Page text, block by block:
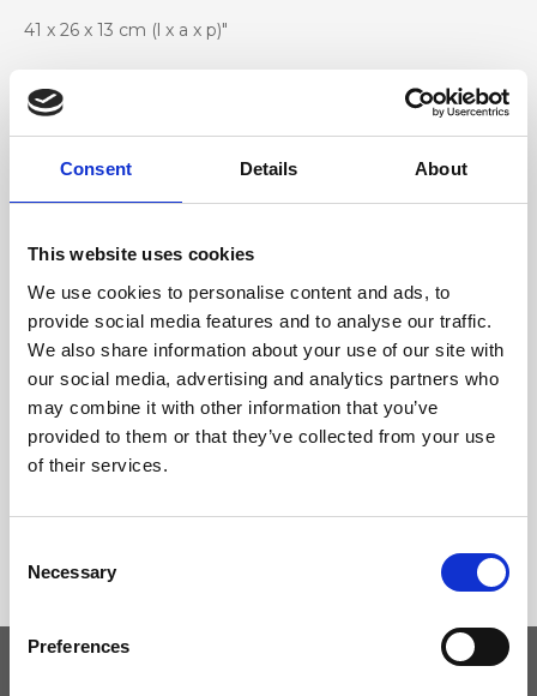
Consent Details About
This website uses cookies
We use cookies to personalise content and ads, to
provide social media features and to analyse our traffic.
We also share information about your use of our site with
our social media, advertising and analytics partners who
may combine it with other information that you’ve
provided to them or that they’ve collected from your use
of their services.
Selection
Necessary
Preferences
41 x 26 x 13 cm (l x a x p)"